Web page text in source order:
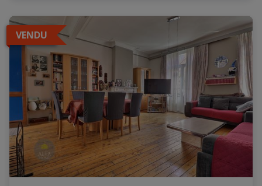
VENDU